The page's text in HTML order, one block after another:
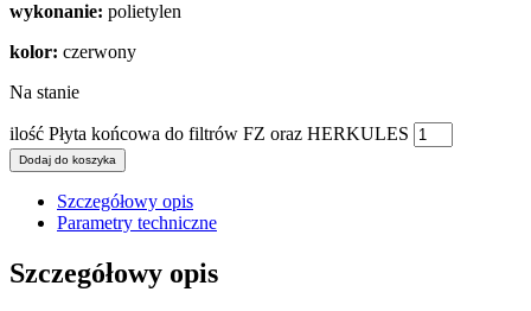
wykonanie: polietylen
kolor: czerwony
Na stanie
ilość Płyta końcowa do filtrów FZ oraz HERKULES
Dodaj do koszyka
Szczegółowy opis
Parametry techniczne
Szczegółowy opis